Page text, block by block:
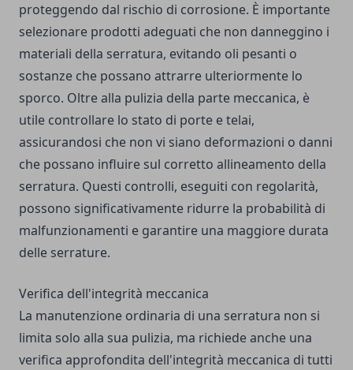
proteggendo dal rischio di corrosione. È importante
selezionare prodotti adeguati che non danneggino i
materiali della serratura, evitando oli pesanti o
sostanze che possano attrarre ulteriormente lo
sporco. Oltre alla pulizia della parte meccanica, è
utile controllare lo stato di porte e telai,
assicurandosi che non vi siano deformazioni o danni
che possano influire sul corretto allineamento della
serratura. Questi controlli, eseguiti con regolarità,
possono significativamente ridurre la probabilità di
malfunzionamenti e garantire una maggiore durata
delle serrature.
Verifica dell'integrità meccanica
La manutenzione ordinaria di una serratura non si
limita solo alla sua pulizia, ma richiede anche una
verifica approfondita dell'integrità meccanica di tutti